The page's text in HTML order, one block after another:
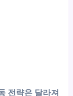
전략은 달라져